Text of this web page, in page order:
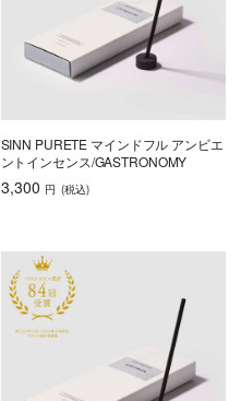
SINN PURETE マインドフル アンビエ
ントインセンス/GASTRONOMY
3,300 円 (税込)